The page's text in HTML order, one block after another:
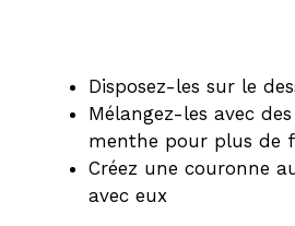
Disposez-les sur le
Mélangez-les avec
menthe pour plus de
Créez une couronne
avec eux